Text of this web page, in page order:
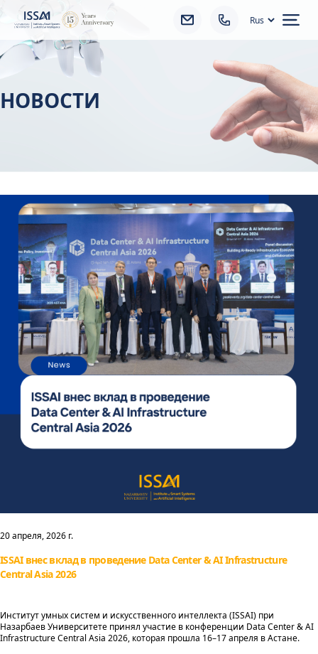
НОВОСТИ
20 апреля, 2026 г.
ISSAI внес вклад в проведение Data Center & AI Infrastructure
Central Asia 2026
Институт умных систем и искусственного интеллекта (ISSAI) при
Назарбаев Университете принял участие в конференции Data Center & AI
Infrastructure Central Asia 2026, которая прошла 16–17 апреля в Астане.